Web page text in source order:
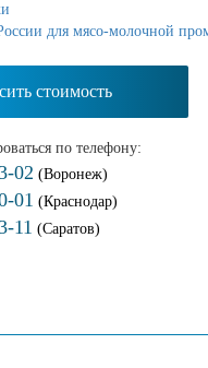
для мясо-молочной
стоимость
по телефону:
02 (Воронеж)
01 (Краснодар)
11 (Саратов)